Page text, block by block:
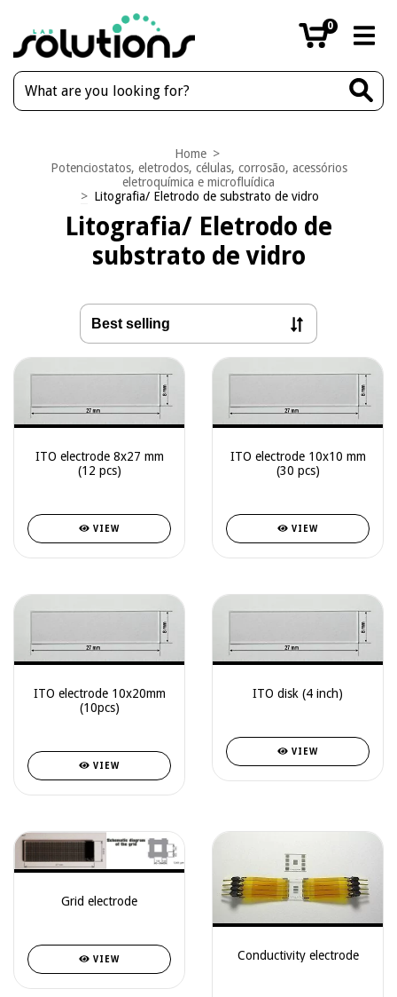
0
Home >
Potenciostatos, eletrodos, células, corrosão, acessórios
eletroquímica e microfluídica
> Litografia/ Eletrodo de substrato de vidro
Litografia/ Eletrodo de
substrato de vidro
ITO electrode 8x27 mm
(12 pcs)
VIEW
ITO electrode 10x10 mm
(30 pcs)
VIEW
ITO electrode 10x20mm
(10pcs)
VIEW
ITO disk (4 inch)
VIEW
Grid electrode
VIEW Conductivity electrode